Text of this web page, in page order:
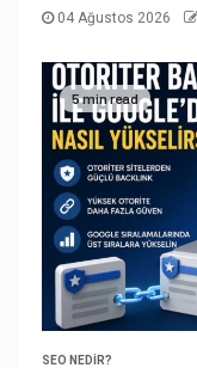
04 Ağustos 2026
5 min read
SEO NEDIR?